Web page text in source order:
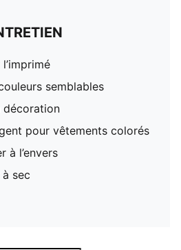
semblables
décoration
pour vêtements colorés
à l’envers
sec